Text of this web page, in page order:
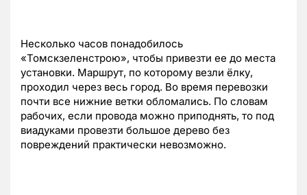
Несколько часов понадобилось
«Томскзеленстрою», чтобы привезти ее до места
установки. Маршрут, по которому везли ёлку,
проходил через весь город. Во время перевозки
почти все нижние ветки обломались. По словам
рабочих, если провода можно приподнять, то под
виадуками провезти большое дерево без
повреждений практически невозможно.